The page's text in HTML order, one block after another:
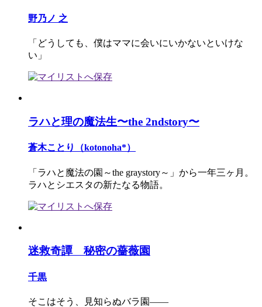
野乃ノ 之
「どうしても、僕はママに会いにいかないといけな
い」
ラハと理の魔法生〜the 2ndstory〜
蒼木ことり（kotonoha*）
「ラハと魔法の園～the graystory～」から一年三ヶ月。
ラハとシエスタの新たなる物語。
迷救奇譚 秘密の薔薇園
千黒
そこはそう、見知らぬバラ園――